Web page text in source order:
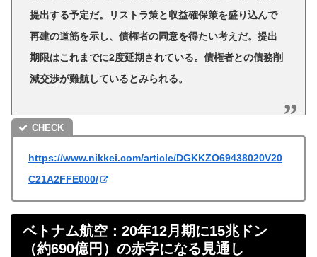
提出する予定だ。リストラ策と収益確保策を盛り込んで
再建の道筋を示し、債権者の同意を得たい考えだ。提出
期限はこれまでに2度延期されている。債権者との債務削
減交渉が難航しているとみられる。
https://www.nikkei.com/article/DGKKZO69438020V20
C21A2FFE000/
ベトナム航空：20年12月期に15兆ドン
（約690億円）の赤字になる見通し